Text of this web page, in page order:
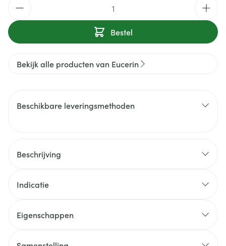
Bestel
Bekijk alle producten van Eucerin
Beschikbare leveringsmethoden
Beschrijving
Indicatie
Eigenschappen